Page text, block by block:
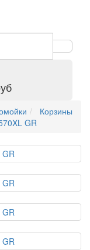
Корзины
GR